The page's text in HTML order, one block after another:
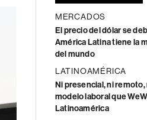
MERCADOS
El precio del dólar se
América Latina tiene la
del mundo
LATINOAMÉRICA
Ni presencial, ni
modelo laboral que
Latinoamérica